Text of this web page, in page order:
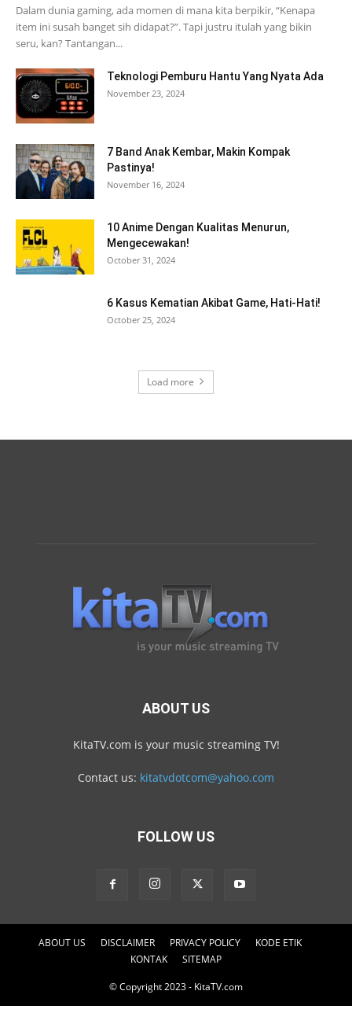
Dalam dunia gaming, ada momen di mana kita berpikir, “Kenapa
item ini susah banget sih didapat?”. Tapi justru itulah yang bikin
seru, kan? Tantangan...
Teknologi Pemburu Hantu Yang Nyata Ada
November 23, 2024
7 Band Anak Kembar, Makin Kompak
Pastinya!
November 16, 2024
10 Anime Dengan Kualitas Menurun,
Mengecewakan!
October 31, 2024
6 Kasus Kematian Akibat Game, Hati-Hati!
October 25, 2024
Load more
ABOUT US
KitaTV.com is your music streaming TV!
Contact us: kitatvdotcom@yahoo.com
FOLLOW US
ABOUT US DISCLAIMER PRIVACY POLICY
KODE ETIK
KONTAK
SITEMAP
© Copyright 2023 - KitaTV.com